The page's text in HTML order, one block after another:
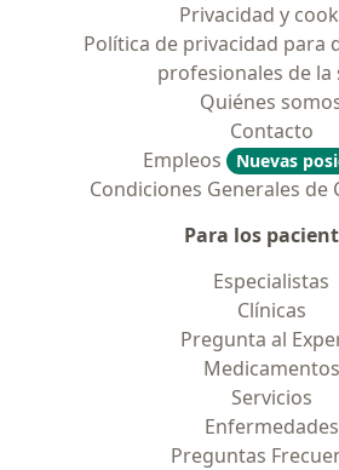
Privacidad y
Política de privacidad para
profesionales de la
Quiénes
Contacto
Empleos
Nuevas
Condiciones Generales de
Para los
Especialistas
Clínicas
Pregunta al
Medicamentos
Servicios
Enfermedades
Preguntas